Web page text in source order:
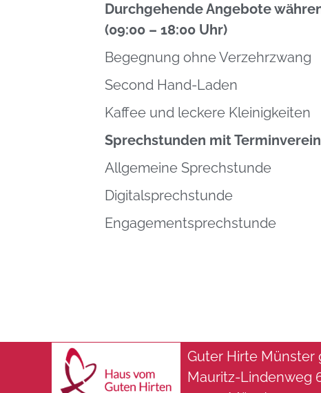
Durchgehende Angebote
(09:00 – 18:00 Uhr)
Begegnung ohne Verzehrzwang
Second Hand-Laden
Kaffee und leckere Kleinigkeiten
Sprechstunden mit
Allgemeine Sprechstunde
Digitalsprechstunde
Engagementsprechstunde
Guter Hirte Münster
Mauritz-Lindenweg